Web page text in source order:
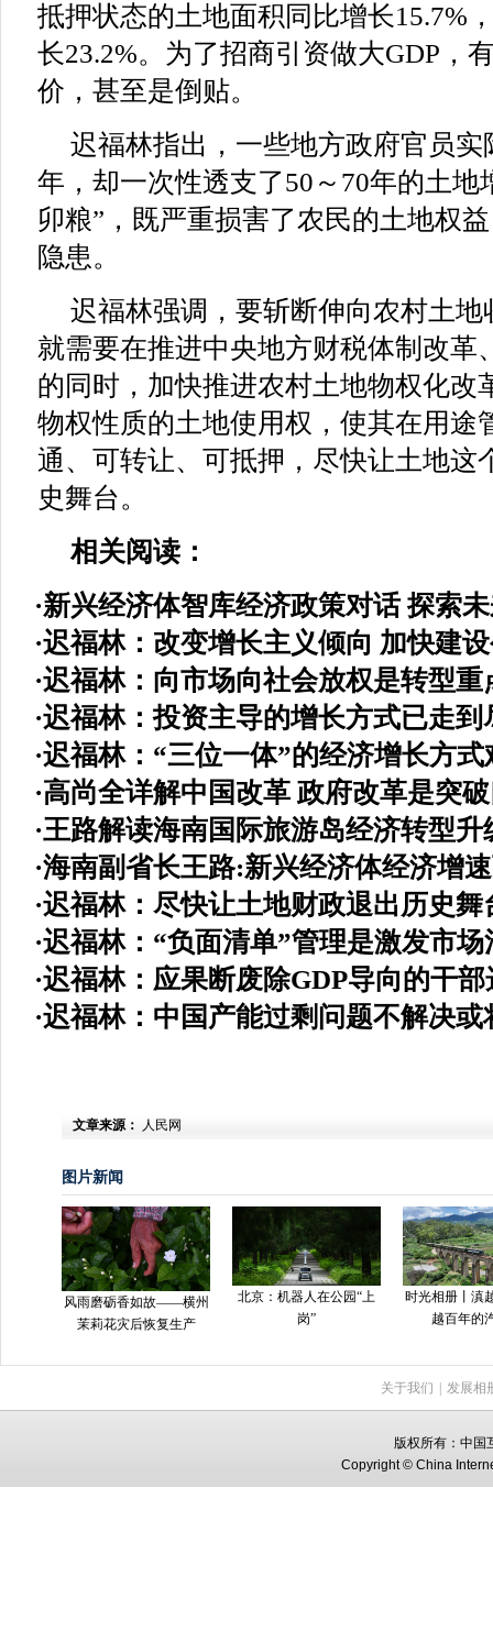
抵押状态的土地面积同比增长15.7%
长23.2%。为了招商引资做大GDP，
价，甚至是倒贴。
迟福林指出，一些地方政府官员实
年，却一次性透支了50～70年的土地
卯粮”，既严重损害了农民的土地权
隐患。
迟福林强调，要斩断伸向农村土地
就需要在推进中央地方财税体制改革
的同时，加快推进农村土地物权化改
物权性质的土地使用权，使其在用途
通、可转让、可抵押，尽快让土地这
史舞台。
相关阅读：
·新兴经济体智库经济政策对话 探索
·迟福林：改变增长主义倾向 加快建
·迟福林：向市场向社会放权是转型重
·迟福林：投资主导的增长方式已走到
·迟福林：“三位一体”的经济增长方式
·高尚全详解中国改革 政府改革是突
·王路解读海南国际旅游岛经济转型升
·海南副省长王路:新兴经济体经济增
·迟福林：尽快让土地财政退出历史舞
·迟福林：“负面清单”管理是激发市场
·迟福林：应果断废除GDP导向的干部
·迟福林：中国产能过剩问题不解决或
文章来源： 人民网